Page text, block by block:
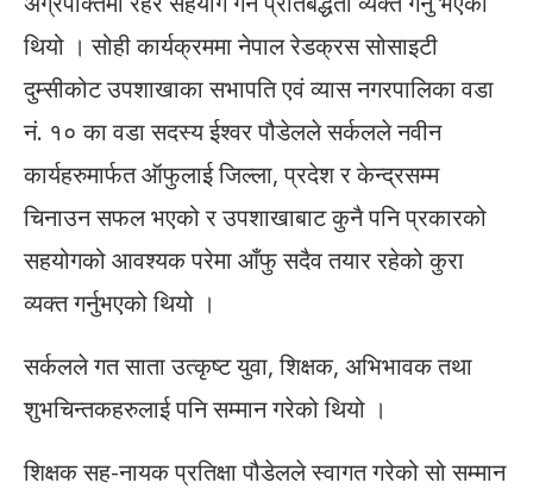
थियो । सोही कार्यक्रममा नेपाल रेडक्रस सोसाइटी
दुम्सीकोट उपशाखाका सभापति एवं व्यास नगरपालिका वडा
नं. १० का वडा सदस्य ईश्वर पौडेल‌‌ले सर्कलले नवीन
कार्यहरु‌मार्फत ऑफुलाई जिल्ला, प्रदेश र केन्द्रसम्म
चिनाउन सफल भए‌को र उपशाखाबाट कुनै पनि प्रकारको
सहयोगको आवश्यक परेमा आँफु सदैव तयार रहेको कुरा
व्यक्त गर्नुभएको थियो ।
सर्कलले गत साता उत्कृष्ट युवा, शिक्षक, अभिभावक तथा
शुभचिन्तकहरुलाई पनि सम्मान गरेको थियो ।
शिक्षक सह-नायक प्रतिक्षा पौडेलले स्वागत गरेको सो सम्मान